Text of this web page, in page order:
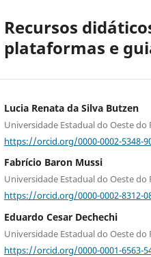
Recursos
plataformas e
Lucia Renata da Silva Butzen
Universidade Estadual do Oeste do
https://orcid.org/0000-0002-5348-
Fabrício Baron Mussi
Universidade Estadual do Oeste do
https://orcid.org/0000-0002-8312-
Eduardo Cesar Dechechi
Universidade Estadual do Oeste do
https://orcid.org/0000-0001-6563-